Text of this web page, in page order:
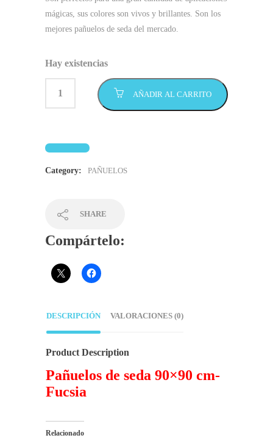
mágicas, sus colores son vivos y brillantes. Son los
mejores pañuelos de seda del mercado.
Hay existencias
AÑADIR AL CARRITO
Category: PAÑUELOS
SHARE
Compártelo:
DESCRIPCIÓN VALORACIONES (0)
Product Description
Pañuelos de seda 90×90 cm-
Fucsia
Relacionado